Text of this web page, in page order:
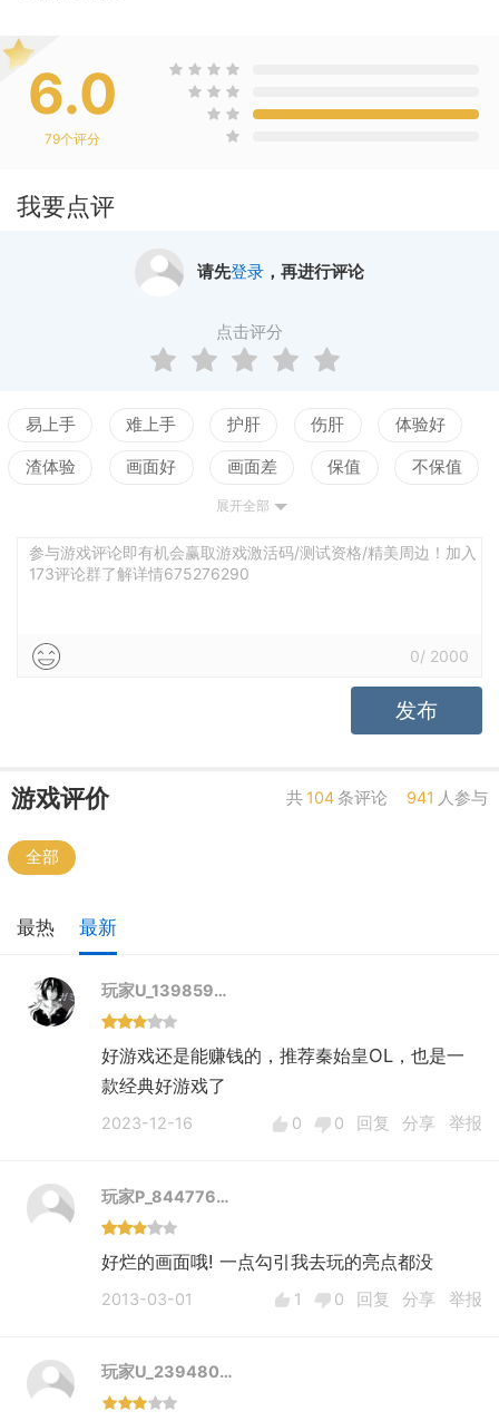
6.0
79个评分
我要点评
请先登录，再进行评论
点击评分
易上手 难上手 护肝 伤肝 体验好
渣体验 画面好 画面差 保值 不保值
测试
引导清晰 引导混乱 平衡佳 平衡差
展开全部
参与游戏评论即有机会赢取游戏激活码/测试资格/精美周边！加入
173评论群了解详情675276290
0/ 2000
发布
游戏评价 共 104条评论 941 人参与
全部
最热 最新
玩家U_139859…
好游戏还是能赚钱的，推荐秦始皇OL，也是一
款经典好游戏了
2023-12-16 0 0 回复 分享 举报
玩家P_844776…
好烂的画面哦! 一点勾引我去玩的亮点都没
2013-03-01 1 0 回复 分享 举报
玩家U_239480…